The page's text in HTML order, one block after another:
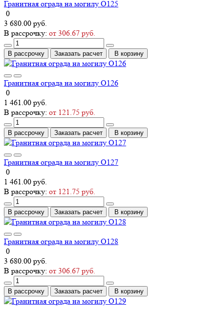
Гранитная ограда на могилу О125
0
3 680.00 руб.
В рассрочку: от 306.67 руб.
В рассрочку Заказать расчет В корзину
Гранитная ограда на могилу О126
0
1 461.00 руб.
В рассрочку: от 121.75 руб.
В рассрочку Заказать расчет В корзину
Гранитная ограда на могилу О127
0
1 461.00 руб.
В рассрочку: от 121.75 руб.
В рассрочку Заказать расчет В корзину
Гранитная ограда на могилу О128
0
3 680.00 руб.
В рассрочку: от 306.67 руб.
В рассрочку Заказать расчет В корзину